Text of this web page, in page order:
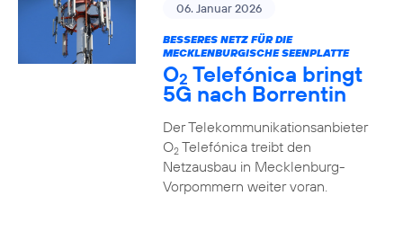
06. Januar 2026
BESSERES NETZ FÜR DIE
MECKLENBURGISCHE SEENPLATTE
O2 Telefónica bringt
5G nach Borrentin
Der Telekommunikationsanbieter
O2Telefónica treibt den
Netzausbau in Mecklenburg-
Vorpommern weiter voran.